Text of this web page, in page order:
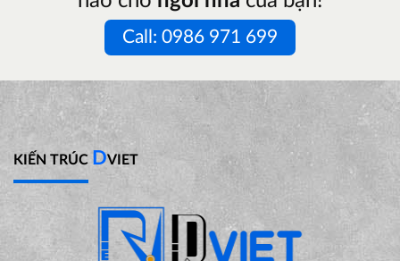
Call: 0986 971 699
KIẾN TRÚC DVIET